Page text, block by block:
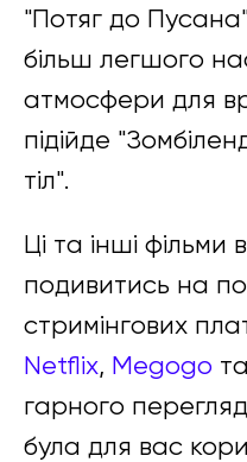
"Потяг до
більш легшого
атмосфери для
підійде
тіл".
Ці та інші фільми
подивитись на
стримінгових
Netflix, Megogo
гарного
була для вас